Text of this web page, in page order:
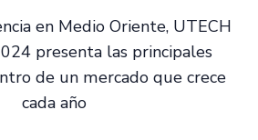
en Medio Oriente, UTECH
presenta las principales
de un mercado que crece
cada año